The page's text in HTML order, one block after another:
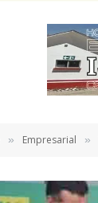
» Empresarial »